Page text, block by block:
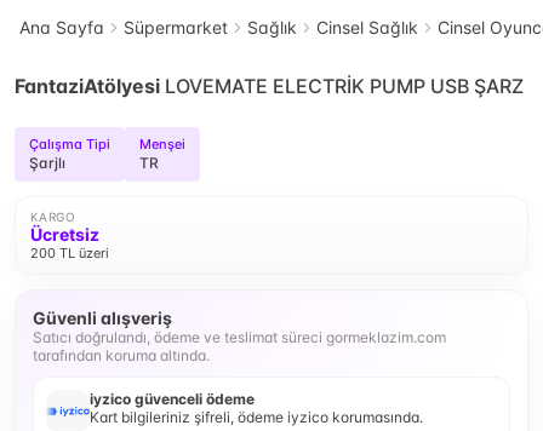
Ana Sayfa Süpermarket Sağlık Cinsel Sağlık Cinsel
FantaziAtölyesi LOVEMATE ELECTRİK PUMP USB ŞARZ
Çalışma Tipi
Şarjlı
Menşei
TR
KARGO
Ücretsiz
200 TL üzeri
Güvenli alışveriş
Satıcı doğrulandı, ödeme ve teslimat süreci gormeklazim.com
tarafından koruma altında.
iyzico güvenceli ödeme
Kart bilgileriniz şifreli, ödeme iyzico korumasında.